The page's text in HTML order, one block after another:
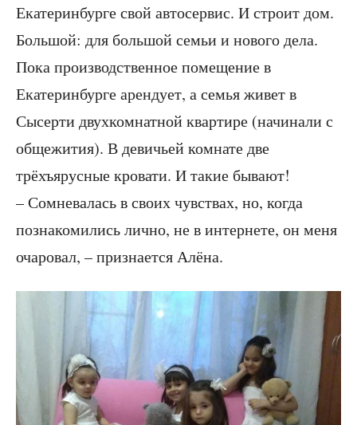
Екатеринбурге свой автосервис. И строит дом.
Большой: для большой семьи и нового дела.
Пока производственное помещение в
Екатеринбурге арендует, а семья живет в
Сысерти двухкомнатной квартире (начинали с
общежития). В девичьей комнате две
трёхъярусные кровати. И такие бывают!
– Сомневалась в своих чувствах, но, когда
познакомились лично, не в интернете, он меня
очаровал, – признается Алёна.